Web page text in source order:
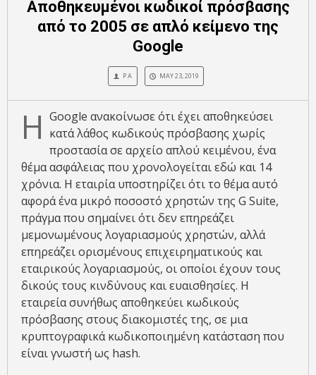
Αποθηκευμένοι κωδικοί πρόσβασης
από το 2005 σε απλό κείμενο της
Google
P A MAY 23, 2019
Η Google ανακοίνωσε ότι έχει αποθηκεύσει
κατά λάθος κωδικούς πρόσβασης χωρίς
προστασία σε αρχείο απλού κειμένου, ένα
θέμα ασφάλειας που χρονολογείται εδώ και 14
χρόνια. Η εταιρία υποστηρίζει ότι το θέμα αυτό
αφορά ένα μικρό ποσοστό χρηστών της G Suite,
πράγμα που σημαίνει ότι δεν επηρεάζει
μεμονωμένους λογαριασμούς χρηστών, αλλά
επηρεάζει ορισμένους επιχειρηματικούς και
εταιρικούς λογαριασμούς, οι οποίοι έχουν τους
δικούς τους κινδύνους και ευαισθησίες. Η
εταιρεία συνήθως αποθηκεύει κωδικούς
πρόσβασης στους διακομιστές της, σε μια
κρυπτογραφικά κωδικοποιημένη κατάσταση που
είναι γνωστή ως hash.